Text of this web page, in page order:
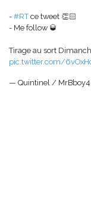
- #RTce tweet 👏🏻
- Me follow 🥃
Tirage au sort
pic.twitter.com/
— Quintinel /